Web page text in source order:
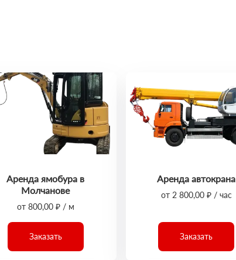
Аренда ямобура в
Молчанове
от 800,00 ₽ / м
Заказать
Аренда автокрана
от 2 800,00 ₽ / час
Заказать